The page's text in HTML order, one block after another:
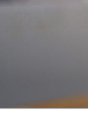
Skip